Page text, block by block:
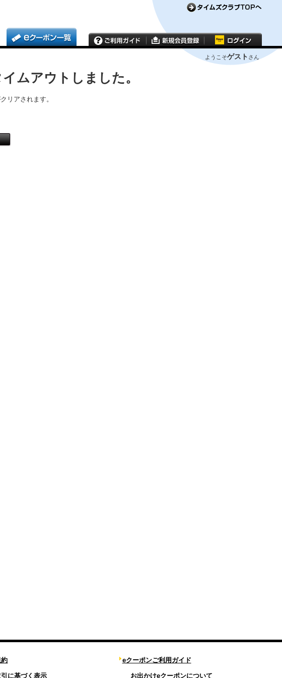
ようこそゲスト さん
ムアウトしました。
リアされます。
に基づく表示
eクーポンご利用ガイド
お出かけeクーポンについて